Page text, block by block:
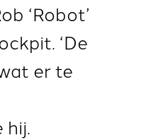
‘Robot’
‘De
er te
hij.